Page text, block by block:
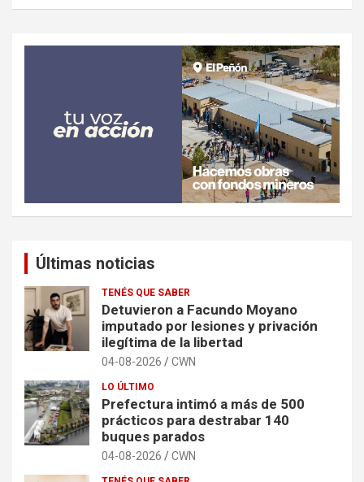
Últimas noticias
TENÉS QUE SABER
Detuvieron a Facundo Moyano
imputado por lesiones y privación
ilegítima de la libertad
04-08-2026 CWN
LO ÚLTIMO
Prefectura intimó a más de 500
prácticos para destrabar 140
buques parados
04-08-2026 CWN